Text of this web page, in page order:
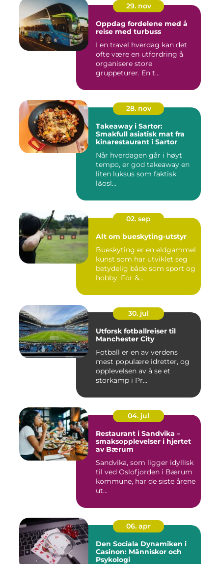
29. nov
Oppdag fordelene med å
reise med turbuss
I en travel hverdag kan det
ofte være en utfordring å
organisere store
gruppeturer. En t...
28. nov
Takeaway i Sartor:
Smakfull asiatisk mat fra
kinarestaurant i Sartor
Når hverdagen går i høyt
tempo, er god takeaway en
liten luksus som faktisk
l&osl...
02. sep
Alt om bueskyting-utstyr
Bueskyting er en eldgammel
kunst som har utviklet seg
betydelig både som sport og
hobby. For &...
30. jul
Utforsk fotballreiser til
Manchester City
Fotball er en av verdens
mest populære idretter, og
opplevelsen av å se et
storkamp i Pr...
04. jul
Restaurant i Sandvika –
smaksopplevelser i hjertet
av Bærum
Sandvika, som ligger idyllisk
til ved Oslofjorden i Bærum
kommune, har de siste årene
ut...
06. apr
Den Sociala Dynamiken i
Casinon: Människor och
Psykologi